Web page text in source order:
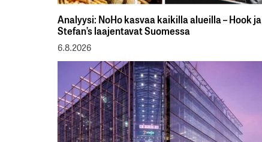
Analyysi: NoHo kasvaa kaikilla alueilla – Hook ja
Stefan’s laajentavat Suomessa
6.8.2026